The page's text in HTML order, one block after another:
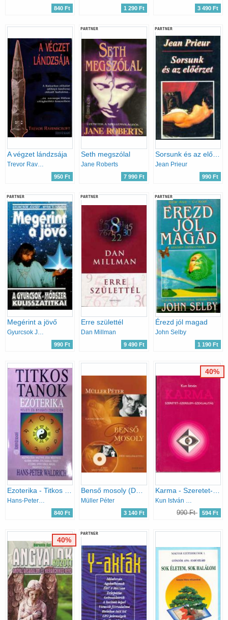
840 Ft 1 290 Ft 3 490 Ft
A végzet lándzsája
950 Ft
PARTNER
Seth megszólal
Jane Roberts
7 990 Ft
PARTNER
Sorsunk és az előérzet
Jean Prieur
990 Ft
PARTNER
Megérint a jövő
Gyurcsok József-Myra Sunshine
990 Ft
PARTNER
Erre születtél
Dan Millman
9 490 Ft
PARTNER
Érezd jól magad
John Selby
1 190 Ft
Hans-Peter Waldrich
840 Ft
Müller Péter
3 140 Ft
Kun István - Reiki mester
990 Ft 594 Ft
40%
40%
PARTNER